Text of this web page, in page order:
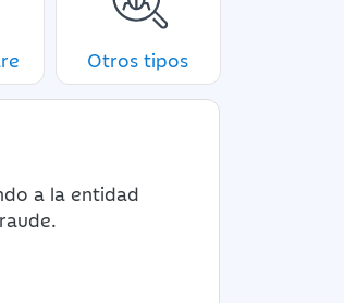
Otros tipos
a la entidad